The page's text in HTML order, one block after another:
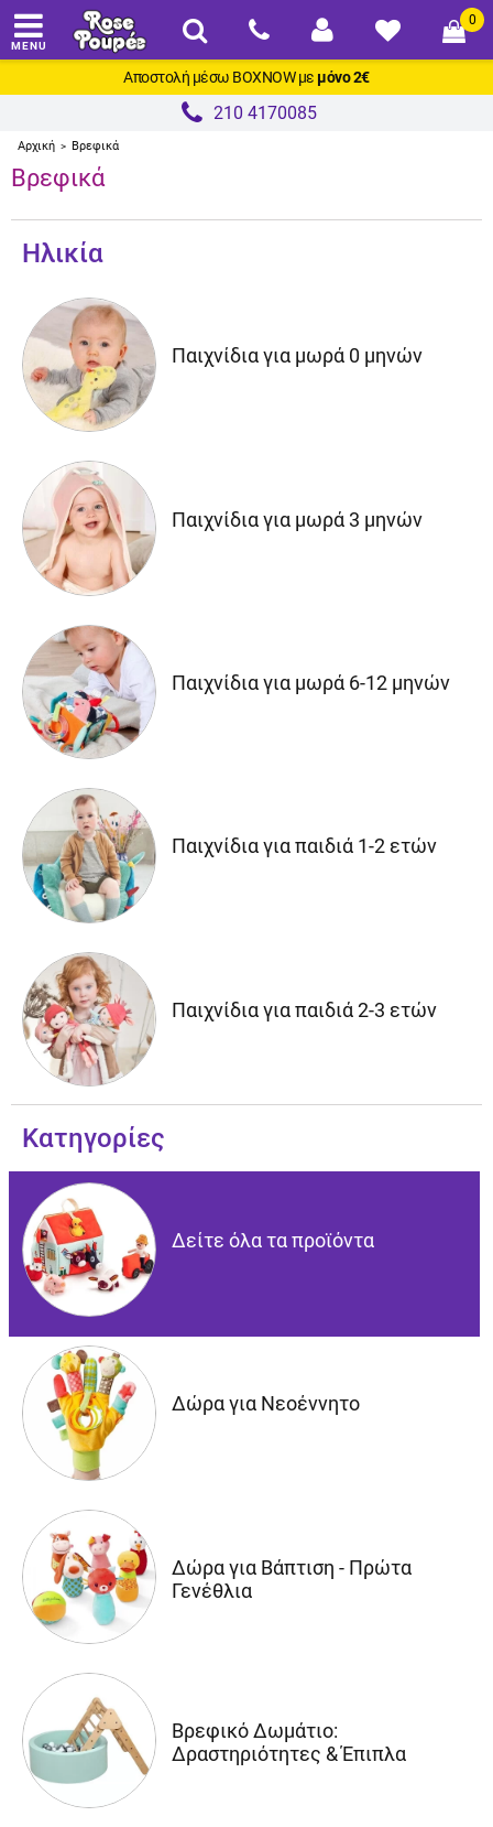
Αποστολή μέσω BOXNOWμε μόνο 2€
MENU
0
210 4170085
Αρχική > Βρεφικά
Βρεφικά
Ηλικία
Παιχνίδια για μωρά 0 μηνών
Παιχνίδια για μωρά 3 μηνών
Παιχνίδια για μωρά 6-12 μηνών
Παιχνίδια για παιδιά 1-2 ετών
Παιχνίδια για παιδιά 2-3 ετών
Κατηγορίες
Δείτε όλα τα προϊόντα
Δώρα για Νεοέννητο
Δώρα για Βάπτιση - Πρώτα
Γενέθλια
Βρεφικό Δωμάτιο:
Δραστηριότητες & Έπιπλα